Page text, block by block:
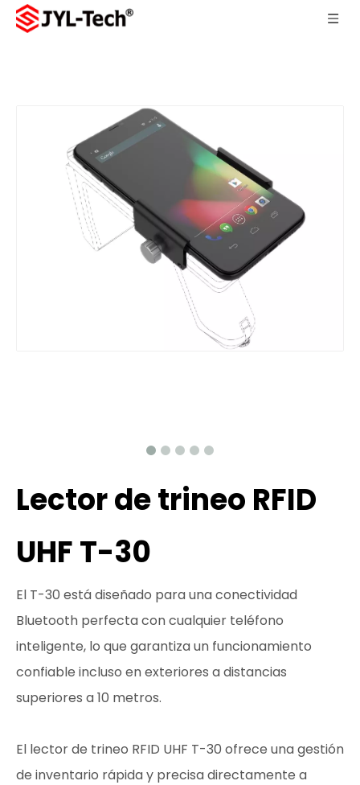
Lector de trineo RFID
UHF T-30
El T-30 está diseñado para una conectividad
Bluetooth perfecta con cualquier teléfono
inteligente, lo que garantiza un funcionamiento
confiable incluso en exteriores a distancias
superiores a 10 metros.
El lector de trineo RFID UHF T-30 ofrece una gestión
de inventario rápida y precisa directamente a